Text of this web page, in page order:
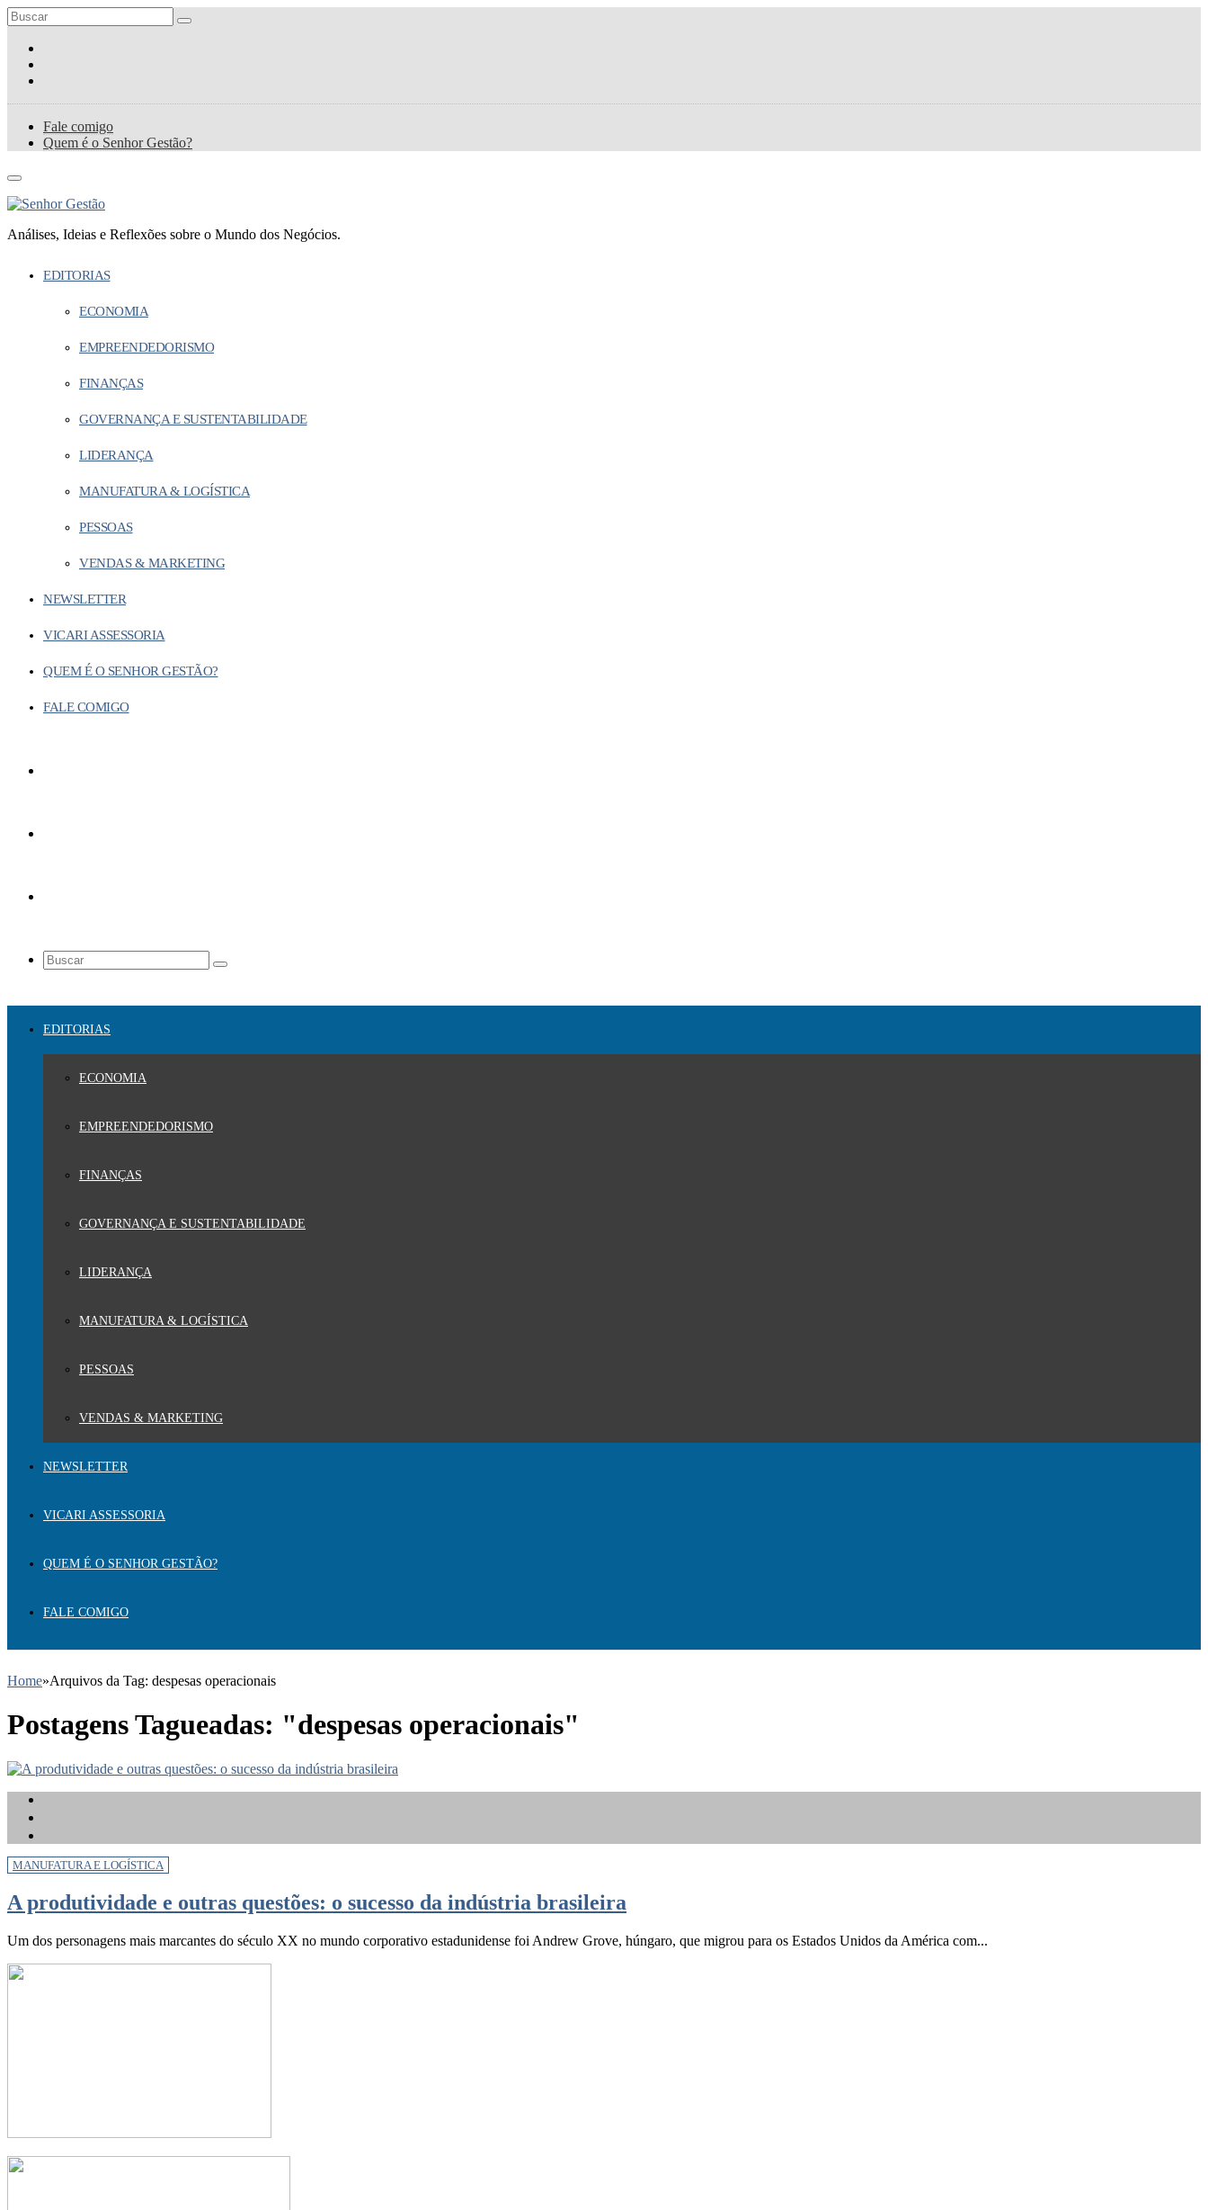
Fale comigo
Quem é o Senhor Gestão?
Análises, Ideias e Reflexões sobre o Mundo dos Negócios.
EDITORIAS
ECONOMIA
EMPREENDEDORISMO
FINANÇAS
GOVERNANÇA E SUSTENTABILIDADE
LIDERANÇA
MANUFATURA & LOGÍSTICA
PESSOAS
VENDAS & MARKETING
NEWSLETTER
VICARI ASSESSORIA
QUEM É O SENHOR GESTÃO?
FALE COMIGO
EDITORIAS
ECONOMIA
EMPREENDEDORISMO
FINANÇAS
GOVERNANÇA E SUSTENTABILIDADE
LIDERANÇA
MANUFATURA & LOGÍSTICA
PESSOAS
VENDAS & MARKETING
NEWSLETTER
VICARI ASSESSORIA
QUEM É O SENHOR GESTÃO?
FALE COMIGO
Home»Arquivos da Tag: despesas operacionais
Postagens Tagueadas: "despesas operacionais"
MANUFATURA E LOGÍSTICA
A produtividade e outras questões: o sucesso da indústria brasileira
Um dos personagens mais marcantes do século XX no mundo corporativo estadunidense foi Andrew Grove, húngaro, que migrou para os Estados Unidos da América com...